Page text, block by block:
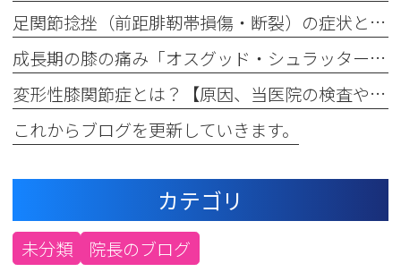
足関節捻挫（前距腓靭帯損傷・断裂）の症状と治療法を解説する安心Q&A
成長期の膝の痛み「オスグッド・シュラッター病」とは？よくある疑問にQ&A形式で段院長が解説
変形性膝関節症とは？【原因、当医院の検査や治療法、リハビリまで徹底解説】
これからブログを更新していきます。
カテゴリ
未分類 院長のブログ